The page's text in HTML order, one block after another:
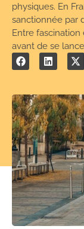
physiques. En
sanctionnée par
Entre
avant de se